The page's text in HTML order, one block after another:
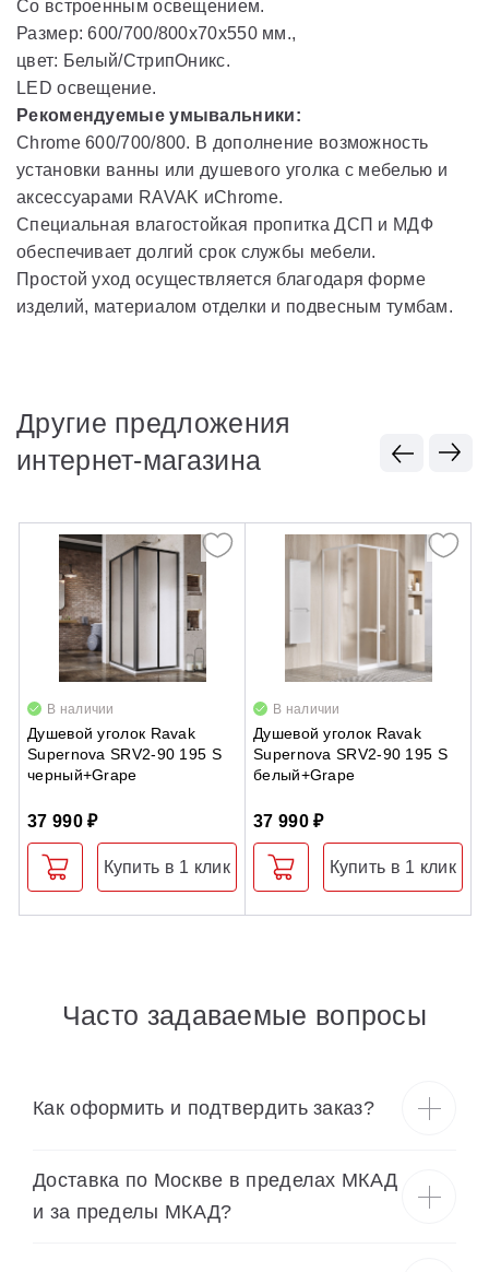
Со встроенным освещением.
Размер: 600/700/800x70x550 мм.,
цвет: Белый/СтрипОникс.
LED освещение.
Рекомендуемые умывальники:
Chrome 600/700/800. В дополнение возможность
установки ванны или душевого уголка с мебелью и
аксессуарами RAVAK иChrome.
Специальная влагостойкая пропитка ДСП и МДФ
обеспечивает долгий срок службы мебели.
Простой уход осуществляется благодаря форме
изделий, материалом отделки и подвесным тумбам.
Другие предложения
интернет-магазина
В наличии
Душевой уголок Ravak
Supernova SRV2-90 195 S
черный+Grape
37 990 ₽
Купить в 1 клик
В наличии
Душевой уголок Ravak
Supernova SRV2-90 195 S
белый+Grape
37 990 ₽
Купить в 1 клик
Часто задаваемые вопросы
Как оформить и подтвердить заказ?
Доставка по Москве в пределах МКАД
и за пределы МКАД?